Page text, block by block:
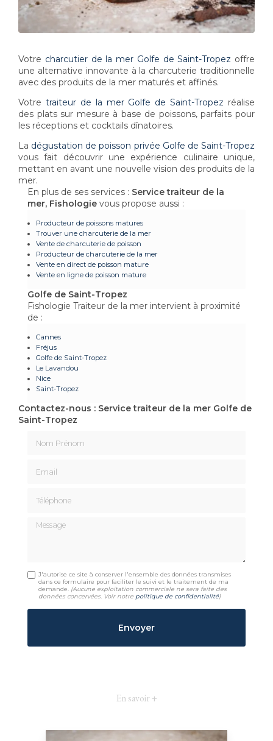
Votre charcutier de la mer Golfe de Saint-Tropez offre
une alternative innovante à la charcuterie traditionnelle
avec des produits de la mer maturés et affinés.
Votre traiteur de la mer Golfe de Saint-Tropez réalise
des plats sur mesure à base de poissons, parfaits pour
les réceptions et cocktails dînatoires.
La dégustation de poisson privée Golfe de Saint-Tropez
vous fait découvrir une expérience culinaire unique,
mettant en avant une nouvelle vision des produits de la
mer.
En plus de ses services : Service traiteur de la
mer, Fishologie vous propose aussi :
Producteur de poissons matures
Trouver une charcuterie de la mer
Vente de charcuterie de poisson
Producteur de charcuterie de la mer
Vente en direct de poisson mature
Vente en ligne de poisson mature
Golfe de Saint-Tropez
Fishologie Traiteur de la mer intervient à proximité
de :
Cannes
Fréjus
Golfe de Saint-Tropez
Le Lavandou
Nice
Saint-Tropez
Contactez-nous : Service traiteur de la mer Golfe de
Saint-Tropez
Message
J'autorise ce site à conserver l'ensemble des données transmises
dans ce formulaire pour faciliter le suivi et le traitement de ma
demande. (Aucune exploitation commerciale ne sera faite des
données concervées. Voir notre politique de confidentialité)
En savoir +